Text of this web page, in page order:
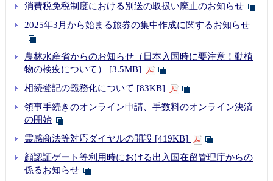
消費税免税制度における別送の取扱い廃止のお知らせ
2025年3月から始まる旅券の集中作成に関するお知らせ
農林水産省からのお知らせ（日本入国時に要注意！動植
物の検疫について） [3.5MB]
相続登記の義務化について [83KB]
領事手続きのオンライン申請、手数料のオンライン決済
の開始
霊感商法等対応ダイヤルの開設 [419KB]
顔認証ゲート等利用時における出入国在留管理庁からの
係るお知らせ